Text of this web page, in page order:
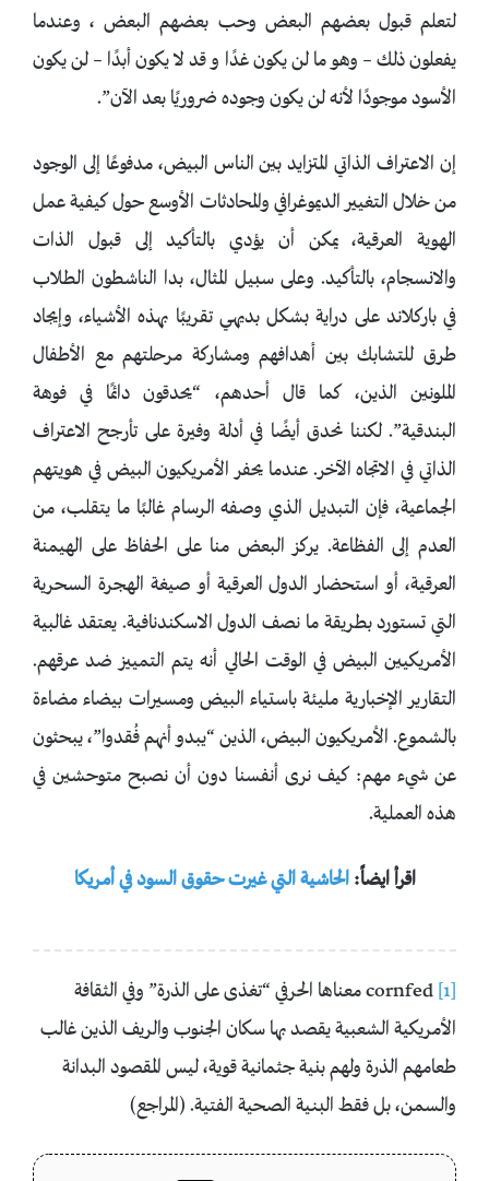
لتعلم قبول بعضهم البعض وحب بعضهم البعض ، وعندما
يفعلون ذلك – وهو ما لن يكون غدًا و قد لا يكون أبدًا – لن يكون
الأسود موجودًا لأنه لن يكون وجوده ضروريًا بعد الآن”.
إن الاعتراف الذاتي المتزايد بين الناس البيض، مدفوعًا إلى الوجود
من خلال التغيير الديموغرافي والمحادثات الأوسع حول كيفية عمل
الهوية العرقية، يمكن أن يؤدي بالتأكيد إلى قبول الذات
والانسجام، بالتأكيد. وعلى سبيل المثال، بدا الناشطون الطلاب
في باركلاند على دراية بشكل بديهي تقريبًا بهذه الأشياء، وإيجاد
طرق للتشابك بين أهدافهم ومشاركة مرحلتهم مع الأطفال
الملونين الذين، كما قال أحدهم، “يحدقون دائمًا في فوهة
البندقية”. لكننا نحدق أيضًا في أدلة وفيرة على تأرجح الاعتراف
الذاتي في الاتجاه الآخر. عندما يحفر الأمريكيون البيض في هويتهم
الجماعية، فإن التبديل الذي وصفه الرسام غالبًا ما يتقلب، من
العدم إلى الفظاعة. يركز البعض منا على الحفاظ على الهيمنة
العرقية، أو استحضار الدول العرقية أو صيغة الهجرة السحرية
التي تستورد بطريقة ما نصف الدول الاسكندنافية. يعتقد غالبية
الأمريكيين البيض في الوقت الحالي أنه يتم التمييز ضد عرقهم.
التقارير الإخبارية مليئة باستياء البيض ومسيرات بيضاء مضاءة
بالشموع. الأمريكيون البيض، الذين “يبدو أنهم فُقدوا”، يبحثون
عن شيء مهم: كيف نرى أنفسنا دون أن نصبح متوحشين في
هذه العملية.
اقرأ ايضاً:الحاشية التي غيرت حقوق السود في أمريكا
[1]
cornfed معناها الحرفي “تغذى على الذرة” وفي الثقافة
الأمريكية الشعبية يقصد بها سكان الجنوب والريف الذين غالب
طعامهم الذرة ولهم بنية جثمانية قوية، ليس المقصود البدانة
والسمن، بل فقط البنية الصحية الفتية. (المراجع)